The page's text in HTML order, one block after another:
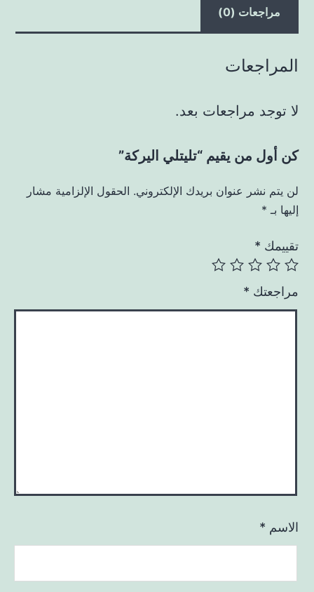
مراجعات (0)
المراجعات
لا توجد مراجعات بعد.
كن أول من يقيم “تليتلي اليركة”
لن يتم نشر عنوان بريدك الإلكتروني. الحقول الإلزامية مشار
إليها بـ *
تقييمك *
مراجعتك *
الاسم *